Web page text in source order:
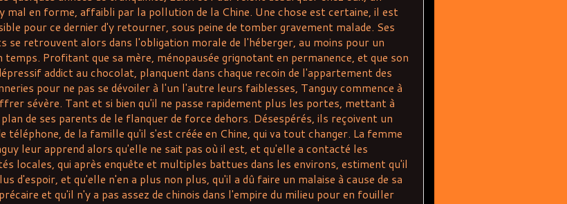
mal en forme, affaibli par la pollution de la Chine. Une chose est certaine, il est
pour ce dernier d'y retourner, sous peine de tomber gravement malade. Ses
se retrouvent alors dans l'obligation morale de l'héberger, au moins pour un
temps. Profitant que sa mère, ménopausée grignotant en permanence, et que son
addict au chocolat, planquent dans chaque recoin de l'appartement des
pour ne pas se dévoiler à l'un l'autre leurs faiblesses, Tanguy commence à
sévère. Tant et si bien qu'il ne passe rapidement plus les portes, mettant à
de ses parents de le flanquer de force dehors. Désespérés, ils reçoivent un
téléphone, de la famille qu'il s'est créée en Chine, qui va tout changer. La femme
leur apprend alors qu'elle ne sait pas où il est, et qu'elle a contacté les
locales, qui après enquête et multiples battues dans les environs, estiment qu'il
d'espoir, et qu'elle n'en a plus non plus, qu'il a dû faire un malaise à cause de sa
et qu'il n'y a pas assez de chinois dans l'empire du milieu pour en fouiller